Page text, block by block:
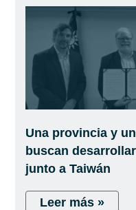
Una provincia y
buscan
junto a Taiwán
Leer más »